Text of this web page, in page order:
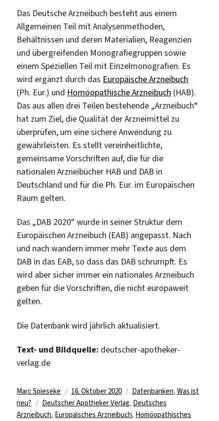
Das Deutsche Arzneibuch besteht aus einem
Allgemeinen Teil mit Analysenmethoden,
Behältnissen und deren Materialien, Reagenzien
und übergreifenden Monografiegruppen sowie
einem Speziellen Teil mit Einzelmonografien. Es
wird ergänzt durch das Europäische Arzneibuch
(Ph. Eur.) und Homöopathische Arzneibuch (HAB).
Das aus allen drei Teilen bestehende „Arzneibuch“
hat zum Ziel, die Qualität der Arzneimittel zu
überprüfen, um eine sichere Anwendung zu
gewährleisten. Es stellt vereinheitlichte,
gemeinsame Vorschriften auf, die für die
nationalen Arzneibücher HAB und DAB in
Deutschland und für die Ph. Eur. im Europäischen
Raum gelten.
Das „DAB 2020“ wurde in seiner Struktur dem
Europäischen Arzneibuch (EAB) angepasst. Nach
und nach wandern immer mehr Texte aus dem
DAB in das EAB, so dass das DAB schrumpft. Es
wird aber sicher immer ein nationales Arzneibuch
geben für die Vorschriften, die nicht europaweit
gelten.
Die Datenbank wird jährlich aktualisiert.
Text- und Bildquelle: deutscher-apotheker-
verlag.de
Autor
Marc Spieseke
Veröffentlicht
am
16. Oktober 2020 Kategorien
Datenbanken, Was ist
neu?
Schlagwörter
Deutscher Apotheker Verlag, Deutsches
Arzneibuch, Europäisches Arzneibuch, Homöopathisches